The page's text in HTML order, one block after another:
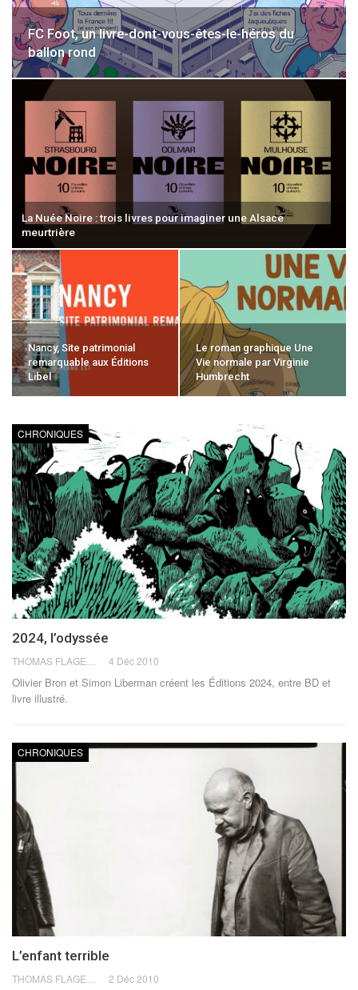
FC Foot, un livre-dont-vous-êtes-le-héros du
ballon rond
La Nuée Noire : trois livres pour imaginer une Alsace
meurtrière
Nancy, Site patrimonial
remarquable aux Éditions
Libel
Le roman graphique Une
Vie normale par Virginie
Humbrecht
CHRONIQUES
2024, l’odyssée
4 Déc 2010
Olivier Bron et Simon Liberman créent les Éditions 2024, entre BD et
livre illustré.
CHRONIQUES
L’enfant terrible
2 Déc 2010